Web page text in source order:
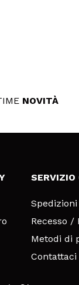
NOVITÀ
SERVIZIO
Spedizioni
Recesso /
Metodi di
Contattaci